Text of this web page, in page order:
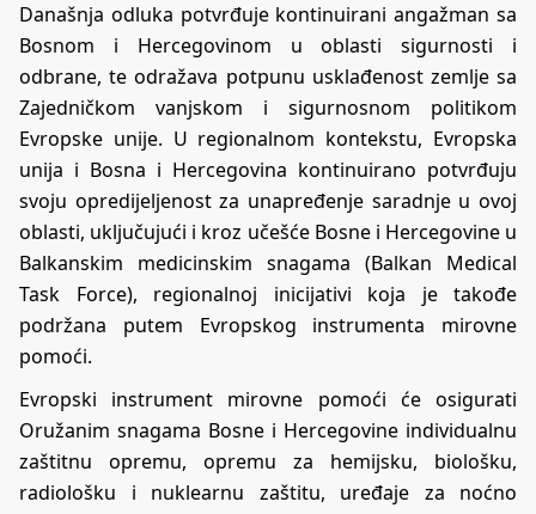
Današnja odluka potvrđuje kontinuirani angažman sa
Bosnom i Hercegovinom u oblasti sigurnosti i
odbrane, te odražava potpunu usklađenost zemlje sa
Zajedničkom vanjskom i sigurnosnom politikom
Evropske unije. U regionalnom kontekstu, Evropska
unija i Bosna i Hercegovina kontinuirano potvrđuju
svoju opredijeljenost za unapređenje saradnje u ovoj
oblasti, uključujući i kroz učešće Bosne i Hercegovine u
Balkanskim medicinskim snagama (Balkan Medical
Task Force), regionalnoj inicijativi koja je takođe
podržana putem Evropskog instrumenta mirovne
pomoći.
Evropski instrument mirovne pomoći će osigurati
Oružanim snagama Bosne i Hercegovine individualnu
zaštitnu opremu, opremu za hemijsku, biološku,
radiološku i nuklearnu zaštitu, uređaje za noćno